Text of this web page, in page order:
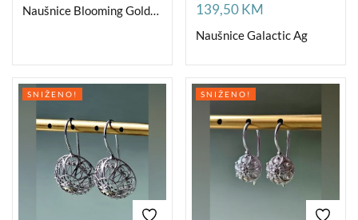
Naušnice Blooming Golden 139,50KM
Naušnice Galactic Ag
SNIŽENO! SNIŽENO!